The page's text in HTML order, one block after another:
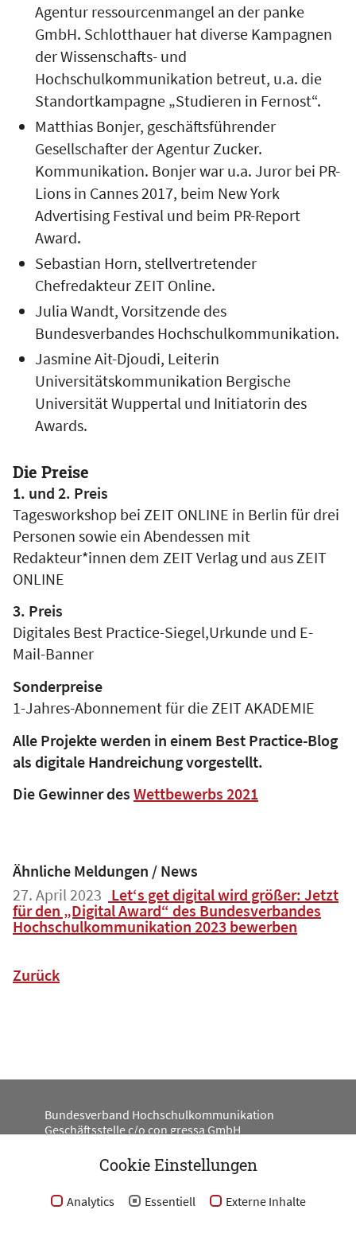
Agentur ressourcenmangel an der panke
GmbH. Schlotthauer hat diverse Kampagnen
der Wissenschafts- und
Hochschulkommunikation betreut, u.a. die
Standortkampagne „Studieren in Fernost“.
Matthias Bonjer, geschäftsführender
Gesellschafter der Agentur Zucker.
Kommunikation. Bonjer war u.a. Juror bei PR-
Lions in Cannes 2017, beim New York
Advertising Festival und beim PR-Report
Award.
Sebastian Horn, stellvertretender
Chefredakteur ZEIT Online.
Julia Wandt, Vorsitzende des
Bundesverbandes Hochschulkommunikation.
Jasmine Ait-Djoudi, Leiterin
Universitätskommunikation Bergische
Universität Wuppertal und Initiatorin des
Awards.
Die Preise
1. und 2. Preis
Tagesworkshop bei ZEIT ONLINE in Berlin für drei
Personen sowie ein Abendessen mit
Redakteur*innen dem ZEIT Verlag und aus ZEIT
ONLINE
3. Preis
Digitales Best Practice-Siegel,Urkunde und E-
Mail-Banner
Sonderpreise
1-Jahres-Abonnement für die ZEIT AKADEMIE
Alle Projekte werden in einem Best Practice-Blog
als digitale Handreichung vorgestellt.
Die Gewinner des Wettbewerbs 2021
Ähnliche Meldungen / News
27. April 2023 Let‘s get digital wird größer: Jetzt
für den „Digital Award“ des Bundesverbandes
Hochschulkommunikation 2023 bewerben
Zurück
Bundesverband Hochschulkommunikation
Geschäftsstelle c/o con gressa GmbH
10179 BerlinCookie Einstellungen
Analytics Essentiell Externe Inhalte